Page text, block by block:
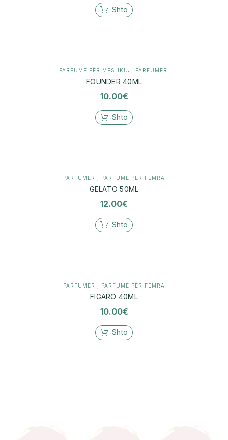
Shto
PARFUME PËR MESHKUJ PARFUMERI
FOUNDER 40ML
10.00€
Shto
PARFUMERI PARFUME PËR FEMRA
GELATO 50ML
12.00€
Shto
PARFUMERI PARFUME PËR FEMRA
FIGARO 40ML
10.00€
Shto